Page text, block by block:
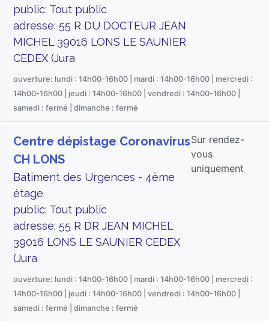
public: Tout public
adresse: 55 R DU DOCTEUR JEAN
MICHEL 39016 LONS LE SAUNIER
CEDEX (Jura
ouverture: lundi : 14h00-16h00 | mardi : 14h00-16h00 | mercredi :
14h00-16h00 | jeudi : 14h00-16h00 | vendredi : 14h00-16h00 |
samedi : fermé | dimanche : fermé
Centre dépistage Coronavirus
CH LONS
Batiment des Urgences - 4ème
étage
public: Tout public
adresse: 55 R DR JEAN MICHEL
39016 LONS LE SAUNIER CEDEX
(Jura
Sur rendez-
vous
uniquement
ouverture: lundi : 14h00-16h00 | mardi : 14h00-16h00 | mercredi :
14h00-16h00 | jeudi : 14h00-16h00 | vendredi : 14h00-16h00 |
samedi : fermé | dimanche : fermé